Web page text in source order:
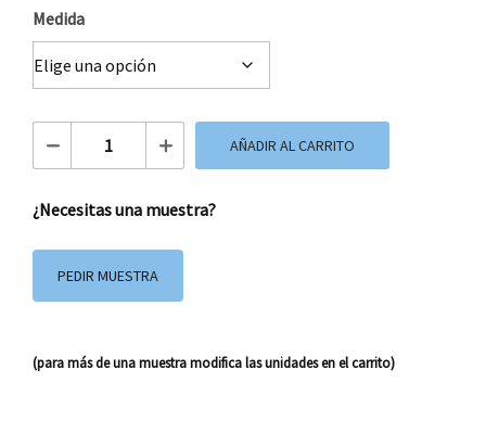
Medida
Bolsa de Papel Basica Azul cantidad
AÑADIR AL CARRITO
¿Necesitas una muestra?
PEDIR MUESTRA
(para más de una muestra modifica las unidades en el carrito)